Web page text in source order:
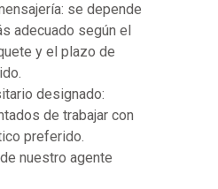
se depende
adecuado según el
y el plazo de
designado:
de trabajar con
preferido.
nuestro agente